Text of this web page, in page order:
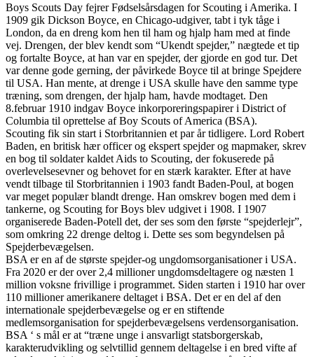
Boys Scouts Day fejrer Fødselsårsdagen for Scouting i Amerika. I
1909 gik Dickson Boyce, en Chicago-udgiver, tabt i tyk tåge i
London, da en dreng kom hen til ham og hjalp ham med at finde
vej. Drengen, der blev kendt som “Ukendt spejder,” nægtede et tip
og fortalte Boyce, at han var en spejder, der gjorde en god tur. Det
var denne gode gerning, der påvirkede Boyce til at bringe Spejdere
til USA. Han mente, at drenge i USA skulle have den samme type
træning, som drengen, der hjalp ham, havde modtaget. Den
8.februar 1910 indgav Boyce inkorporeringspapirer i District of
Columbia til oprettelse af Boy Scouts of America (BSA).
Scouting fik sin start i Storbritannien et par år tidligere. Lord Robert
Baden, en britisk hær officer og ekspert spejder og mapmaker, skrev
en bog til soldater kaldet Aids to Scouting, der fokuserede på
overlevelsesevner og behovet for en stærk karakter. Efter at have
vendt tilbage til Storbritannien i 1903 fandt Baden-Poul, at bogen
var meget populær blandt drenge. Han omskrev bogen med dem i
tankerne, og Scouting for Boys blev udgivet i 1908. I 1907
organiserede Baden-Potell det, der ses som den første “spejderlejr”,
som omkring 22 drenge deltog i. Dette ses som begyndelsen på
Spejderbevægelsen.
BSA er en af de største spejder-og ungdomsorganisationer i USA.
Fra 2020 er der over 2,4 millioner ungdomsdeltagere og næsten 1
million voksne frivillige i programmet. Siden starten i 1910 har over
110 millioner amerikanere deltaget i BSA. Det er en del af den
internationale spejderbevægelse og er en stiftende
medlemsorganisation for spejderbevægelsens verdensorganisation.
BSA ‘ s mål er at “træne unge i ansvarligt statsborgerskab,
karakterudvikling og selvtillid gennem deltagelse i en bred vifte af